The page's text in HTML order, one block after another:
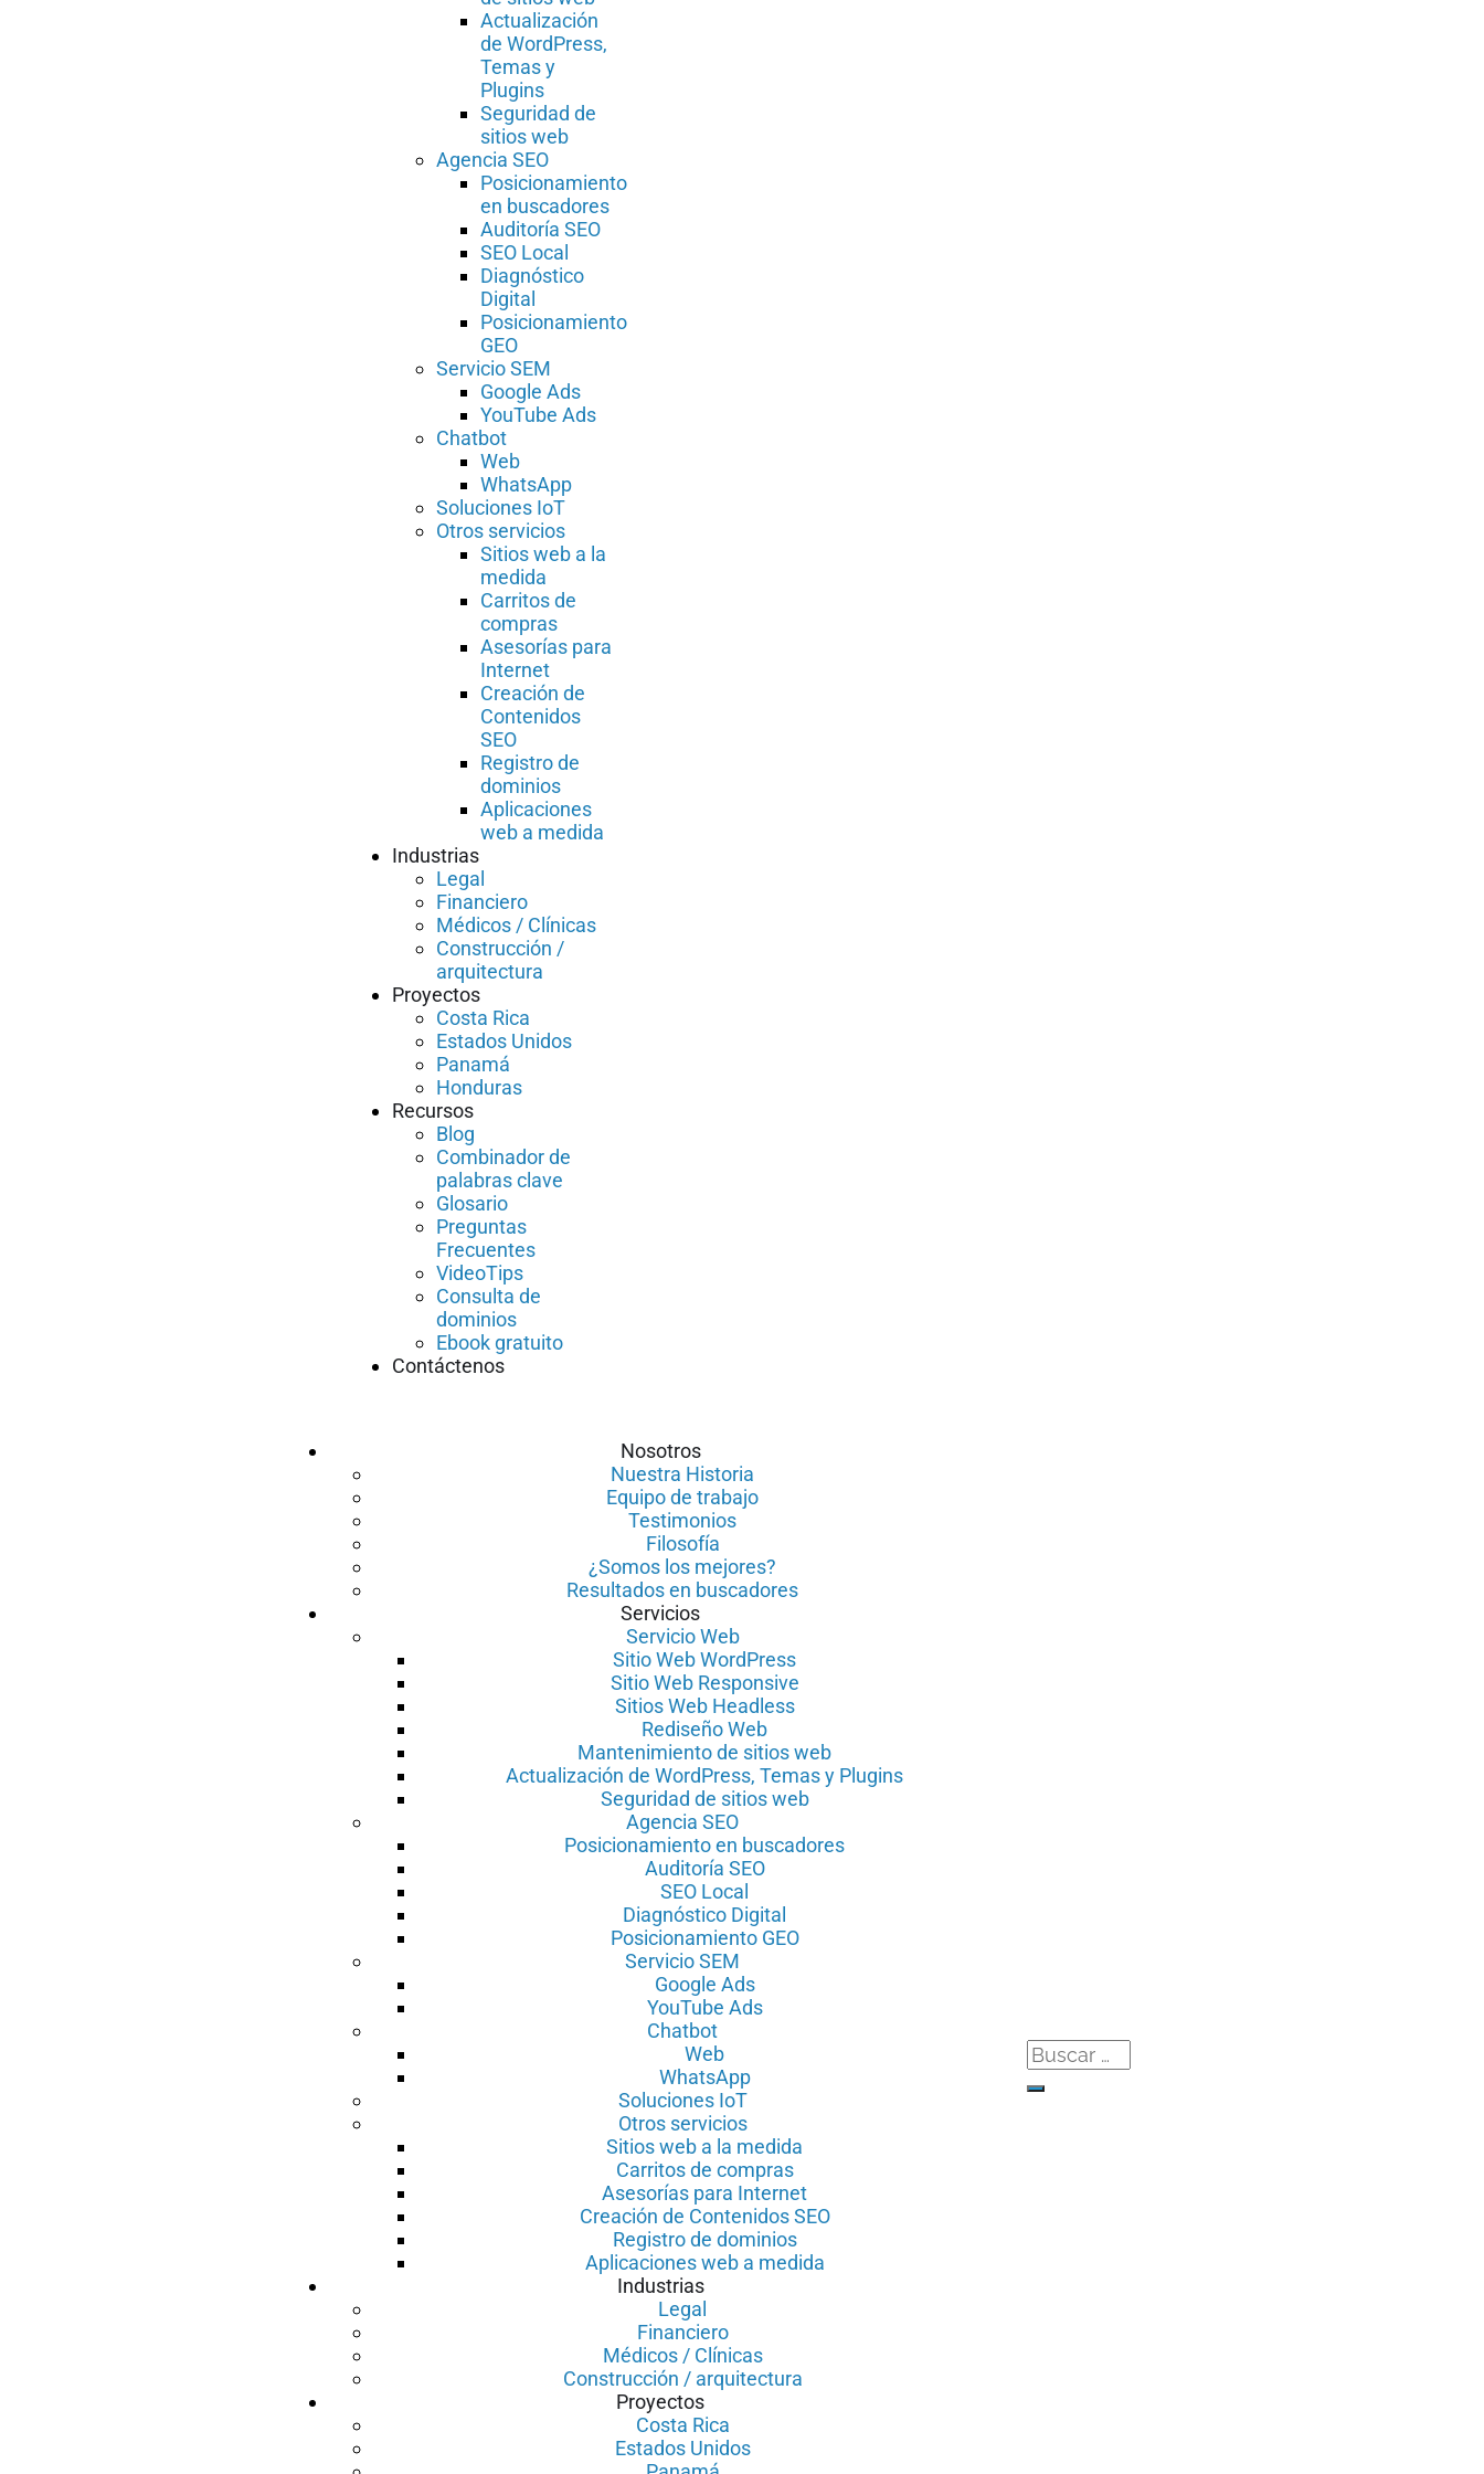
Actualización
de WordPress,
Temas y
Plugins
Seguridad de
sitios web
Agencia SEO
Posicionamiento
en buscadores
Auditoría SEO
SEO Local
Diagnóstico
Digital
Posicionamiento
GEO
Servicio SEM
Google Ads
YouTube Ads
Chatbot
Web
WhatsApp
Soluciones IoT
Otros servicios
Sitios web a la
medida
Carritos de
compras
Asesorías para
Internet
Creación de
Contenidos
SEO
Registro de
dominios
Aplicaciones
web a medida
Industrias
Legal
Financiero
Médicos / Clínicas
Construcción /
arquitectura
Proyectos
Costa Rica
Estados Unidos
Panamá
Honduras
Recursos
Blog
Combinador de
palabras clave
Glosario
Preguntas
Frecuentes
VideoTips
Consulta de
dominios
Ebook gratuito
Contáctenos
Nosotros
Nuestra Historia
Equipo de trabajo
Testimonios
Filosofía
¿Somos los mejores?
Resultados en buscadores
Servicios
Servicio Web
Sitio Web WordPress
Sitio Web Responsive
Sitios Web Headless
Rediseño Web
Mantenimiento de sitios web
Actualización de WordPress, Temas y Plugins
Seguridad de sitios web
Agencia SEO
Posicionamiento en buscadores
Auditoría SEO
SEO Local
Diagnóstico Digital
Posicionamiento GEO
Servicio SEM
Google Ads
YouTube Ads
Chatbot
Web
WhatsApp
Soluciones IoT
Otros servicios
Sitios web a la medida
Carritos de compras
Asesorías para Internet
Creación de Contenidos SEO
Registro de dominios
Aplicaciones web a medida
Industrias
Legal
Financiero
Médicos / Clínicas
Construcción / arquitectura
Proyectos
Costa Rica
Estados Unidos